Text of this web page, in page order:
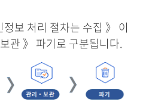
보 처리 절차는 수집 》 이
관 》 파기로 구분됩니다.